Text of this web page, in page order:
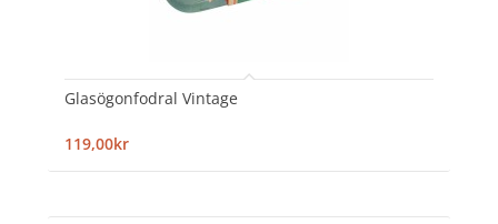
Glasögonfodral Vintage
119,00kr